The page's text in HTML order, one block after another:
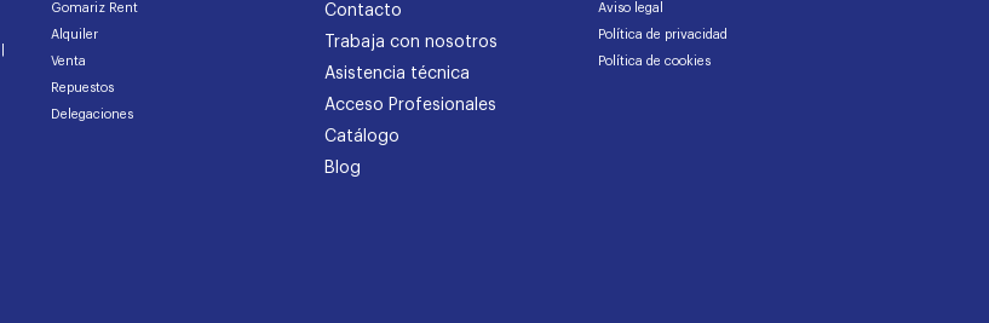
Gomariz Rent
Alquiler
Venta
Repuestos
Delegaciones
Contacto
Trabaja con nosotros
Asistencia técnica
Acceso Profesionales
Catálogo
Blog
Aviso legal
Política de privacidad
Política de cookies